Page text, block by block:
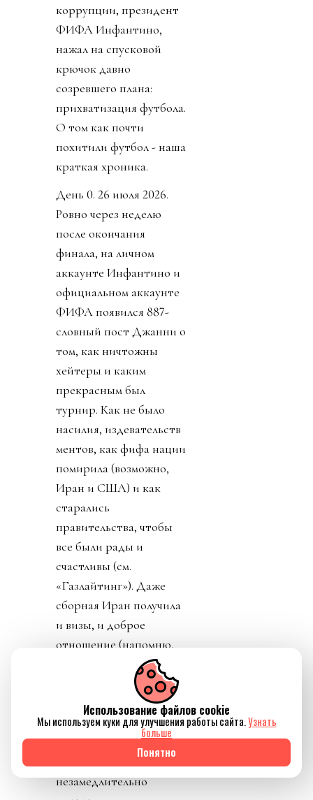
коррупции, президент
ФИФА Инфантино,
нажал на спусковой
крючок давно
созревшего плана:
прихватизация футбола.
О том как почти
похитили футбол - наша
краткая хроника.
День 0. 26 июля 2026.
Ровно через неделю
после окончания
финала, на личном
аккаунте Инфантино и
официальном аккаунте
ФИФА появился 887-
словный пост Джанни о
том, как ничтожны
хейтеры и каким
прекрасным был
турнир. Как не было
насилия, издевательств
ментов, как фифа нации
помирила (возможно,
Иран и США) и как
старались
правительства, чтобы
все были рады и
счастливы (см.
«Газлайтинг»). Даже
сборная Иран получила
и визы, и доброе
отношение (напомню,
специалистам Ирана и
других сборных
отказали во въезде, а
футболистов Ирана
заставляли после по
окончании матчей
незамедлительно
Использование файлов cookie
Мы используем куки для улучшения работы сайта.Узнать
больше
Понятно